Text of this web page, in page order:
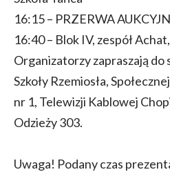
16:15 – PRZERWA
16:40 – Blok IV, zespół
Organizatorzy zapraszają
Szkoły Rzemiosła,
nr 1, Telewizji Kablowej
Odzieży 303.
Uwaga! Podany czas